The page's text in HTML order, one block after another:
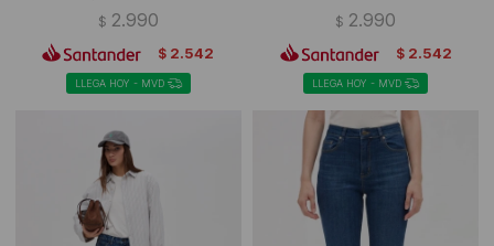
$ 2.990
$ 2.542
LLEGA HOY - MVD
$ 2.990
$ 2.542
LLEGA HOY - MVD